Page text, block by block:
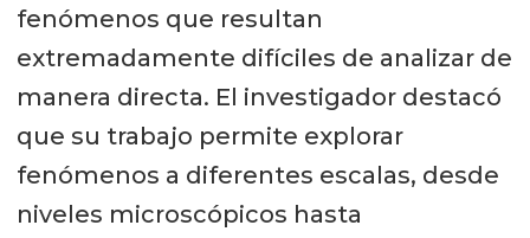
fenómenos que resultan
extremadamente difíciles de analizar de
manera directa. El investigador destacó
que su trabajo permite explorar
fenómenos a diferentes escalas, desde
niveles microscópicos hasta